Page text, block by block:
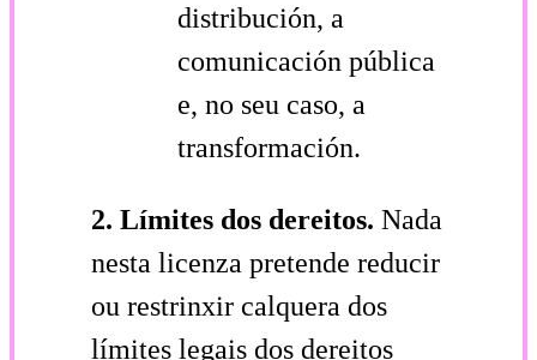
distribución, a
comunicación pública
e, no seu caso, a
transformación.
2. Límites dos dereitos. Nada
nesta licenza pretende reducir
ou restrinxir calquera dos
límites legais dos dereitos